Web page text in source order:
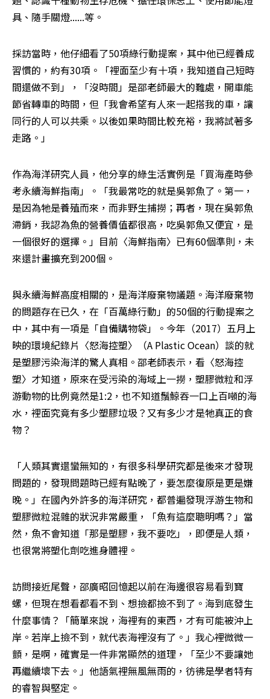
具、隨手關燈......等。
採訪當時，他仔細看了50項綠行動提案，其中他已經養成
習慣的，約有30項。「裡面至少有十項，我知道自己短時
間還做不到」，「沒時間」是邵老師最大的難處，開車能
節省轉車的時間，但「我會希望有人來一起搭我的車，讓
同行的人可以共乘。以後如果時間比較充裕，我將試著多
走路。」
作為海洋研究人員，他分享的綠生活實例是「買海產時參
考永續海鮮指南」。「我最常吃的就是吳郭魚了。第一，
是因為牠是養殖而來，而非野生捕撈；再者，現在吳郭魚
滯銷，我認為魚的營養價值都很高，吃吳郭魚又便宜，是
一個很好的選擇。」目前〈海鮮指南〉已有60個準則，未
來還計畫擴充到200個。
與永續海鮮高度相關的，是海洋廢棄物議題。海洋廢棄物
的問題存在已久，在「百萬綠行動」的50個的行動提案之
中，其中有一項是「自備購物袋」。今年（2017）五月上
映的環境紀錄片〈怒海控塑〉（A Plastic Ocean）談的就
是塑膠污染海洋的驚人真相。邵老師表示，看〈怒海控
塑〉才知道，原來在受污染的海域上一撈，塑膠微粒和浮
游動物的比例竟然是1:2，也不知道鬚鯨吞一口上百噸的海
水，裡面究竟有多少塑膠垃圾？又有多少才是牠真正的食
物？
「人類其實還蠻無知的，有很多科學研究都是後來才發現
問題的，發現問題時已經有點晚了，要怎麼復原是更是嫌
晚。」在國內外許多的海洋研究，都普遍發現浮游生物和
塑膠微粒混雜的狀況非常嚴重，「魚有這麼聰明嗎？」當
然，魚不會知道「那是塑膠，我不要吃」，即便是人類，
也很常將塑化劑吃進身體裡。
訪問接近尾聲，邵廣昭回憶起以前在海邊很容易看到寶
螺，但現在想看都看不到、想撿都撿不到了。海到底發生
什麼事情？「簡單來說，海裡有的東西，才有可能被沖上
岸。若岸上撿不到，就代表海裡沒有了。」我心裡微微一
顫，是啊，確實是一件非常顯然的道理，「至少不要讓她
再繼續壞下去。」他語氣裡無風無雨的，彷彿是學者特有
的睿智與堅定。